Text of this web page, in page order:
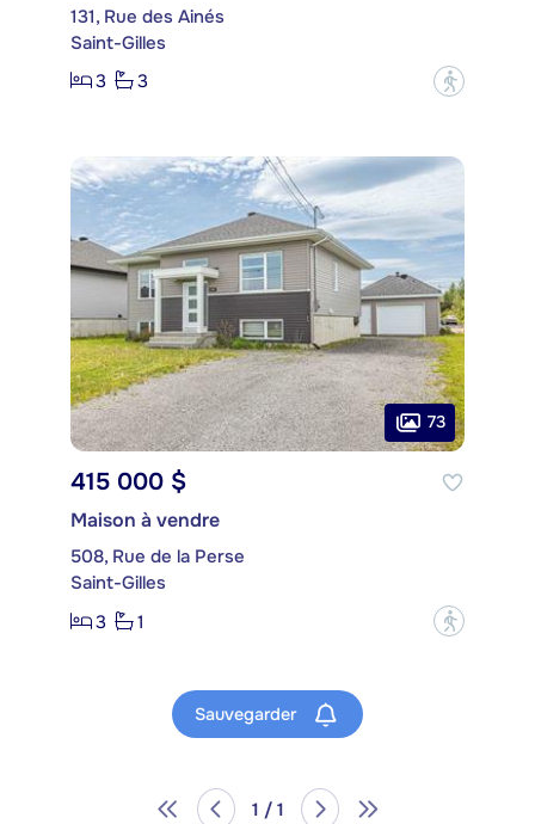
131, Rue des Ainés
Saint-Gilles
3
3 ?
73
415 000 $
Maison à vendre
508, Rue de la Perse
Saint-Gilles
3
1 ?
Sauvegarder
1 / 1